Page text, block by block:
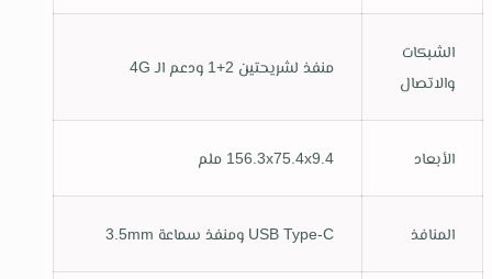
الشبكات
والاتصال
منفذ لشريحتين 2+1 ودعم الـ 4G
الأبعاد 156.3x75.4x9.4 ملم
المنافذ USB Type-C ومنفذ سماعة 3.5mm